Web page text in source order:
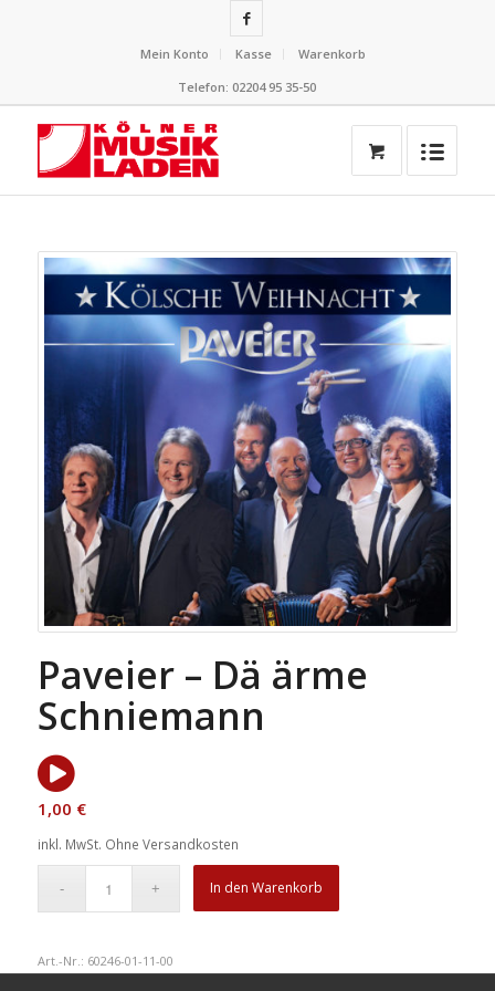
Mein Konto Kasse
Warenkorb
Telefon: 02204 95 35-50
Paveier – Dä ärme
Schniemann
1,00 €
inkl. MwSt. Ohne Versandkosten
In den Warenkorb
Art.-Nr.: 60246-01-11-00